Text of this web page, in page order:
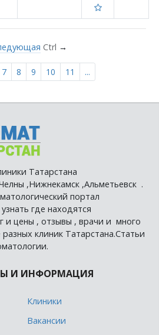
Ctrl →
7 8 9 10 11 ...
Татарстана
,Нижнекамск ,Альметьевск .
портал
где находятся
и цены , отзывы , врачи и много
клиник Татарстана.Статьи
И ИНФОРМАЦИЯ
Клиники
Вакансии